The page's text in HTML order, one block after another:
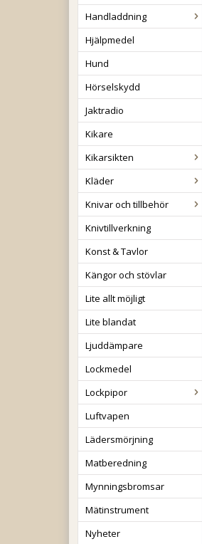
Handladdning
Hjälpmedel
Hund
Hörselskydd
Jaktradio
Kikare
Kikarsikten
Kläder
Knivar och tillbehör
Knivtillverkning
Konst & Tavlor
Kängor och stövlar
Lite allt möjligt
Lite blandat
Ljuddämpare
Lockmedel
Lockpipor
Luftvapen
Lädersmörjning
Matberedning
Mynningsbromsar
Mätinstrument
Nyheter